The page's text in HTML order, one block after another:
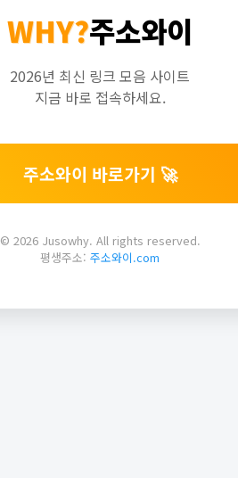
WHY?주소와이
2026년 최신 링크 모음 사이트
지금 바로 접속하세요.
주소와이 바로가기 🚀
© 2026 Jusowhy. All rights reserved.
평생주소: 주소와이.com